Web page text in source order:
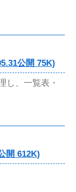
公開 75K)
し、一覧表・
開 612K)